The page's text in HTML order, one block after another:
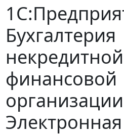
Бухгалтерия
некредитной
финансовой